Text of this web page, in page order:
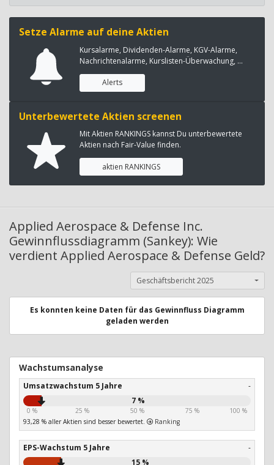
Setze Alarme auf deine Aktien
Kursalarme, Dividenden-Alarme, KGV-Alarme,
Nachrichtenalarme, Kurslisten-Überwachung, ...
Alerts
Unterbewertete Aktien screenen
Mit Aktien RANKINGS kannst Du unterbewertete
Aktien nach Fair-Value finden.
aktien RANKINGS
Applied Aerospace & Defense Inc.
Gewinnflussdiagramm (Sankey): Wie
verdient Applied Aerospace & Defense Geld?
Geschäftsbericht 2025
Es konnten keine Daten für das Gewinnfluss Diagramm
geladen werden
Wachstumsanalyse
Umsatzwachstum 5 Jahre
-
7 %
0 % 25 % 50 % 75 %
100 %
93,28 % aller Aktien sind besser bewertet.
Ranking
EPS-Wachstum 5 Jahre
-
15 %